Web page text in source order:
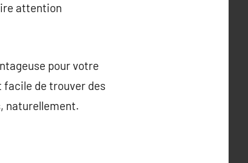
attention
pour votre
facile de trouver des
naturellement.